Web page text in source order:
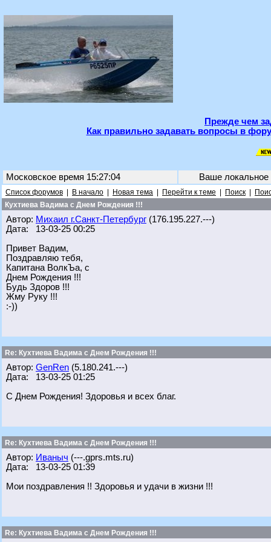
Прежде чем
Как правильно задавать вопросы в
Московское время 15:27:04 Ваше
Список форумов В начало Новая тема Перейти к теме Поиск
Кухтиева Вадима с Днем Рождения !!!
Автор: Михаил г.Санкт-Петербург (176.195.227.---)
Дата: 13-03-25 00:25
Привет Вадим,
Поздравляю тебя,
Капитана ВолкЪа, с
Днем Рождения !!!
Будь Здоров !!!
Жму Руку !!!
:-))
Re: Кухтиева Вадима с Днем Рождения !!!
Автор: GenRen (5.180.241.---)
Дата: 13-03-25 01:25
С Днем Рождения! Здоровья и всех благ.
Re: Кухтиева Вадима с Днем Рождения !!!
Автор: Иваныч (---.gprs.mts.ru)
Дата: 13-03-25 01:39
Мои поздравления !! Здоровья и удачи в жизни !!!
Re: Кухтиева Вадима с Днем Рождения !!!